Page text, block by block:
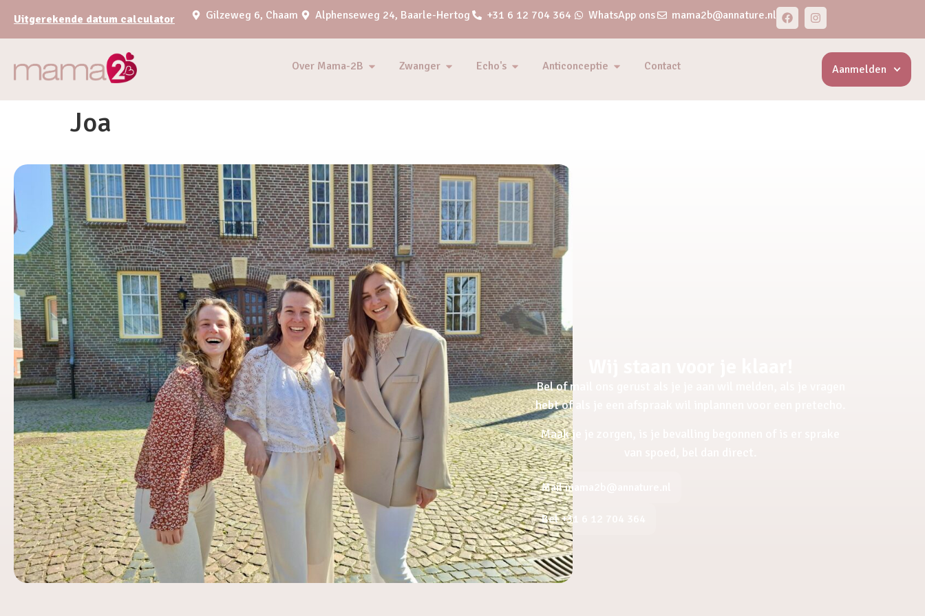
Uitgerekende datum calculator Gilzeweg 6, Chaam Alphenseweg 24, Baarle-Hertog +31 6 12 704 364 WhatsApp ons mama2b@annature.nl
Over Mama-2B Zwanger Echo's Anticonceptie Contact Aanmelden
Joa
Bel of mail ons gerust als je je aan wil melden, als je vragen
hebt of als je een afspraak wil inplannen voor een pretecho.
Maak je je zorgen, is je bevalling begonnen of is er sprake
Mail mama2b@annature.nl
Bel +31 6 12 704 364